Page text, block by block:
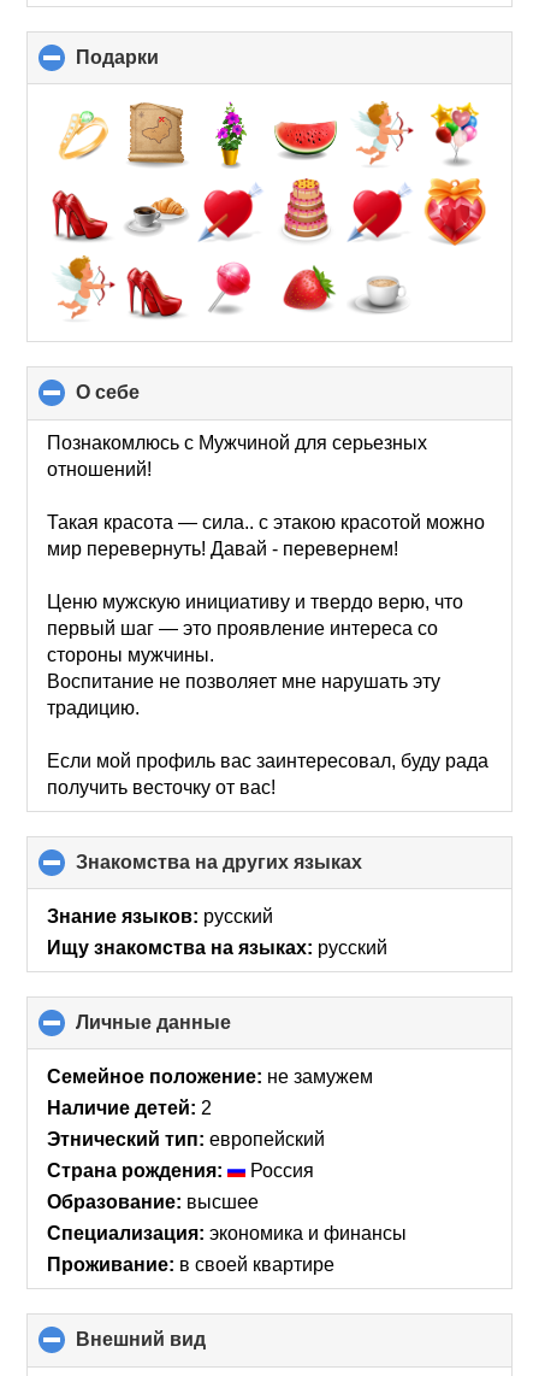
Подарки
to
collapse
contents
О себе
to
collapse
contents
Познакомлюсь с Мужчиной для серьезных
отношений!
Такая красота — сила.. с этакою красотой можно
мир перевернуть! Давай - перевернем!
Ценю мужскую инициативу и твердо верю, что
первый шаг — это проявление интереса со
стороны мужчины.
Воспитание не позволяет мне нарушать эту
традицию.
Если мой профиль вас заинтересовал, буду рада
получить весточку от вас!
Знакомства на других языках
to
contents
Знание языков: русский
Ищу знакомства на языках: русский
Личные данные
to
collapse
Семейное положение: не замужем
Наличие детей: 2
Этнический тип: европейский
Страна рождения:
Россия
Образование: высшее
Специализация: экономика и финансы
Проживание: в своей квартире
Внешний вид
to